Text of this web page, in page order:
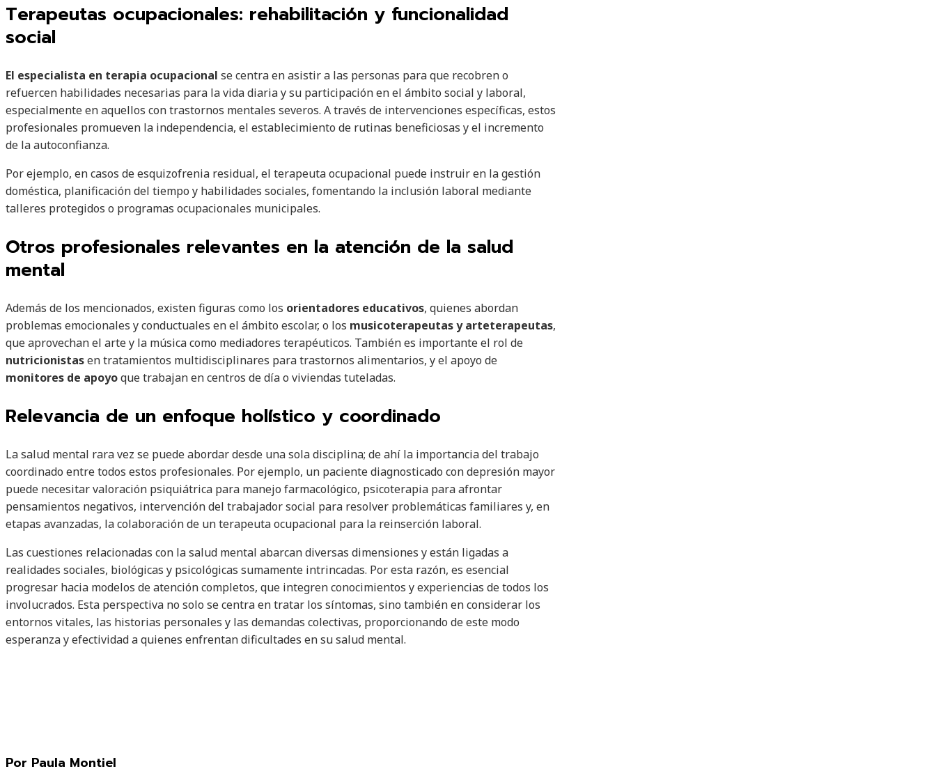
Terapeutas ocupacionales: rehabilitación y funcionalidad
social
El especialista en terapia ocupacional se centra en asistir a las personas para que recobren o
refuercen habilidades necesarias para la vida diaria y su participación en el ámbito social y laboral,
especialmente en aquellos con trastornos mentales severos. A través de intervenciones específicas, estos
profesionales promueven la independencia, el establecimiento de rutinas beneficiosas y el incremento
de la autoconfianza.
Por ejemplo, en casos de esquizofrenia residual, el terapeuta ocupacional puede instruir en la gestión
doméstica, planificación del tiempo y habilidades sociales, fomentando la inclusión laboral mediante
talleres protegidos o programas ocupacionales municipales.
Otros profesionales relevantes en la atención de la salud
mental
Además de los mencionados, existen figuras como los orientadores educativos, quienes abordan
problemas emocionales y conductuales en el ámbito escolar, o los musicoterapeutas y arteterapeutas,
que aprovechan el arte y la música como mediadores terapéuticos. También es importante el rol de
nutricionistasen tratamientos multidisciplinares para trastornos alimentarios, y el apoyo de
monitores de apoyoque trabajan en centros de día o viviendas tuteladas.
Relevancia de un enfoque holístico y coordinado
La salud mental rara vez se puede abordar desde una sola disciplina; de ahí la importancia del trabajo
coordinado entre todos estos profesionales. Por ejemplo, un paciente diagnosticado con depresión mayor
puede necesitar valoración psiquiátrica para manejo farmacológico, psicoterapia para afrontar
pensamientos negativos, intervención del trabajador social para resolver problemáticas familiares y, en
etapas avanzadas, la colaboración de un terapeuta ocupacional para la reinserción laboral.
Las cuestiones relacionadas con la salud mental abarcan diversas dimensiones y están ligadas a
realidades sociales, biológicas y psicológicas sumamente intrincadas. Por esta razón, es esencial
progresar hacia modelos de atención completos, que integren conocimientos y experiencias de todos los
involucrados. Esta perspectiva no solo se centra en tratar los síntomas, sino también en considerar los
entornos vitales, las historias personales y las demandas colectivas, proporcionando de este modo
esperanza y efectividad a quienes enfrentan dificultades en su salud mental.
Por Paula Montiel